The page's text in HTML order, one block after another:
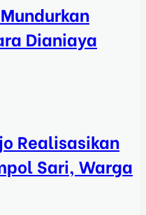
Dianiaya
Realisasikan
Sari, Warga